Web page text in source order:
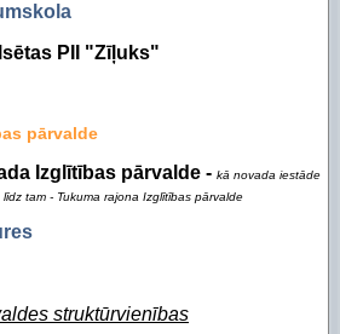
PII "Zīļuks"
pārvalde
Izglītības pārvalde - kā novada iestāde
tam - Tukuma rajona Izglītības pārvalde
struktūrvienības